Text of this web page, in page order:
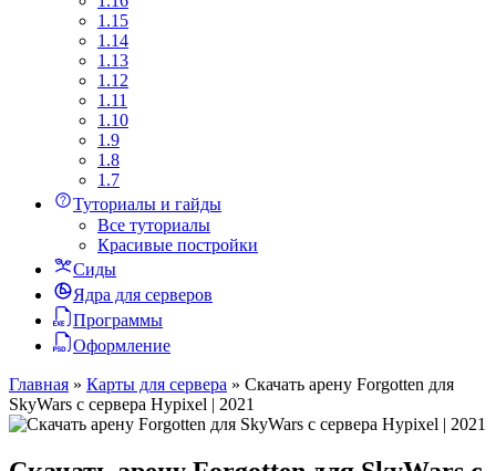
1.15
1.14
1.13
1.12
1.11
1.10
1.9
1.8
1.7
Туториалы и гайды
Все туториалы
Красивые постройки
Сиды
Ядра для серверов
Программы
Оформление
Главная » Карты для сервера » Скачать арену Forgotten для
SkyWars с сервера Hypixel | 2021